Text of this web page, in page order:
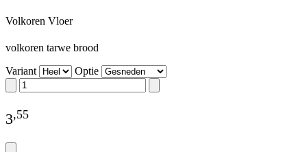
Volkoren Vloer
volkoren tarwe brood
Variant
Optie
3,55